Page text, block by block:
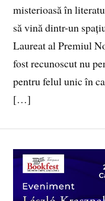
misterioasă în
să vină dintr-un
Laureat al Premiul
fost recunoscut nu
pentru felul unic în
[…]